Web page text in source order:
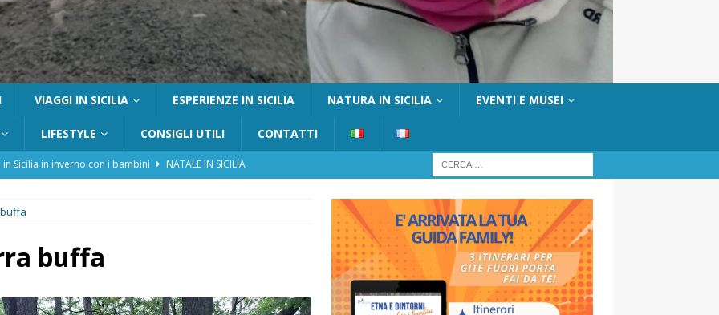
VIAGGI IN SICILIA ESPERIENZE IN SICILIA NATURA IN SICILIA EVENTI E MUSEI
LIFESTYLE CONSIGLI UTILI CONTATTI
in Sicilia in inverno con i bambini
NATALE IN SICILIA
con bambini: guida completa su come arrivare,
FUORI PORTAbuffa